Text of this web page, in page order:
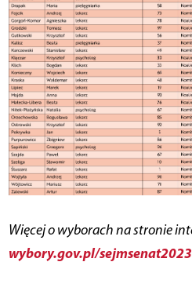
Więcej o wyborach na stronie
wybory.gov.pl/sejmsenat2023